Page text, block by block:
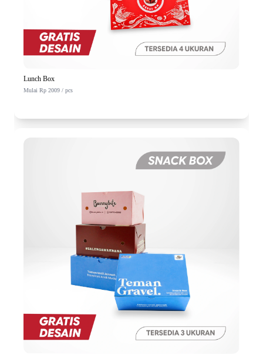
Lunch Box
Mulai Rp 2009 / pcs